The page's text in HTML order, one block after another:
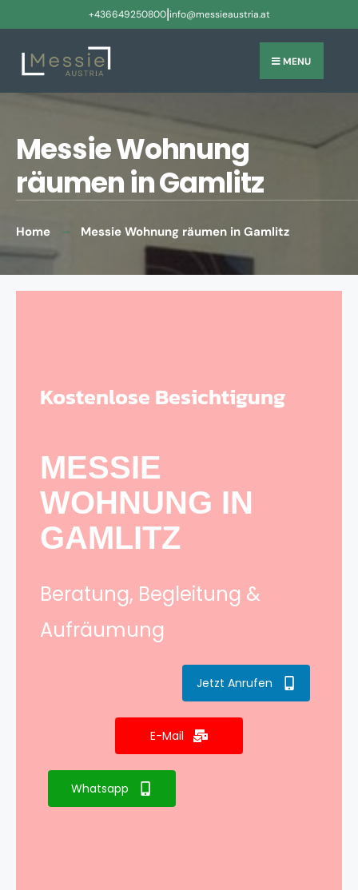
+436649250800|info@messieaustria.at
MENU
Messie Wohnung
räumen in Gamlitz
Home Messie Wohnung räumen in Gamlitz
Kostenlose Besichtigung
MESSIE
WOHNUNG IN
GAMLITZ
Beratung, Begleitung &
Aufräumung
Jetzt Anrufen
E-Mail
Whatsapp